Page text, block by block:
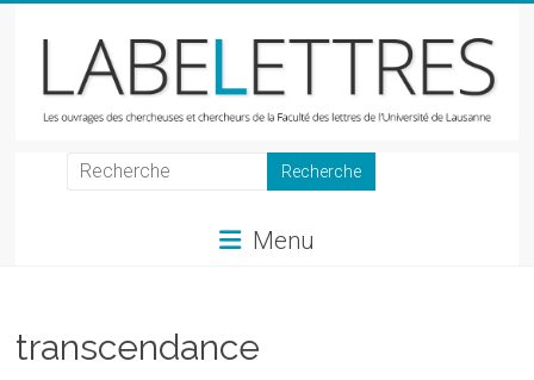
LabeLettres
et
chercheurs
Menu
transcendance